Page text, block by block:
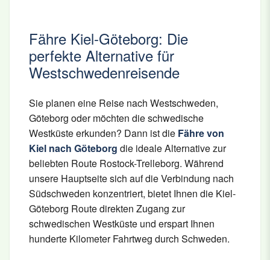
Fähre Kiel-Göteborg: Die
perfekte Alternative für
Westschwedenreisende
Sie planen eine Reise nach Westschweden,
Göteborg oder möchten die schwedische
Westküste erkunden? Dann ist die Fähre von
Kiel nach Göteborg die ideale Alternative zur
beliebten Route Rostock-Trelleborg. Während
unsere Hauptseite sich auf die Verbindung nach
Südschweden konzentriert, bietet Ihnen die Kiel-
Göteborg Route direkten Zugang zur
schwedischen Westküste und erspart Ihnen
hunderte Kilometer Fahrtweg durch Schweden.